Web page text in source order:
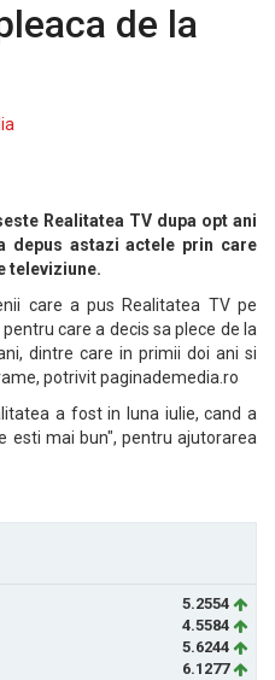
de la
Realitatea TV dupa opt ani
depus astazi actele prin care
televiziune.
care a pus Realitatea TV pe
care a decis sa plece de la
dintre care in primii doi ani si
potrivit paginademedia.ro
a fost in luna iulie, cand a
esti mai bun", pentru ajutorarea
5.2554
4.5584
5.6244
6.1277